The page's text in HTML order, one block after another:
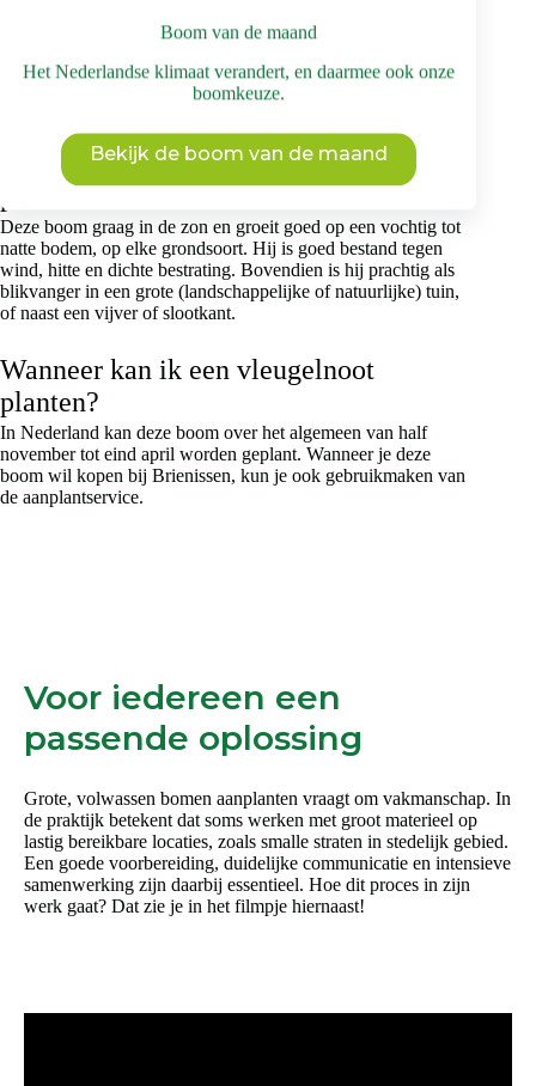
Boom van de maand
Het Nederlandse klimaat verandert, en daarmee ook onze
boomkeuze.
Bekijk de boom van de maand
hoogte rond de twaalf meter is, bij een maximale breedte van
circa vijftien meter. De kroonvorm is breed ovaal met een
gesloten kroonstructuur. Door zijn brede kroon en krachtige
wortelgestel verlangt hij een ruime standplaats. Houd daar
rekening mee als je deze boom wil kopen.
Waar in de tuin kan ik een vleugelnoot
Deze boom graag in de zon en groeit goed op een vochtig tot
natte bodem, op elke grondsoort. Hij is goed bestand tegen
wind, hitte en dichte bestrating. Bovendien is hij prachtig als
blikvanger in een grote (landschappelijke of natuurlijke) tuin,
of naast een vijver of slootkant.
Wanneer kan ik een vleugelnoot
planten?
In Nederland kan deze boom over het algemeen van half
november tot eind april worden geplant. Wanneer je deze
boom wil kopen bij Brienissen, kun je ook gebruikmaken van
de aanplantservice.
Voor iedereen een
passende oplossing
Grote, volwassen bomen aanplanten vraagt om vakmanschap. In
de praktijk betekent dat soms werken met groot materieel op
lastig bereikbare locaties, zoals smalle straten in stedelijk gebied.
Een goede voorbereiding, duidelijke communicatie en intensieve
samenwerking zijn daarbij essentieel. Hoe dit proces in zijn
werk gaat? Dat zie je in het filmpje hiernaast!